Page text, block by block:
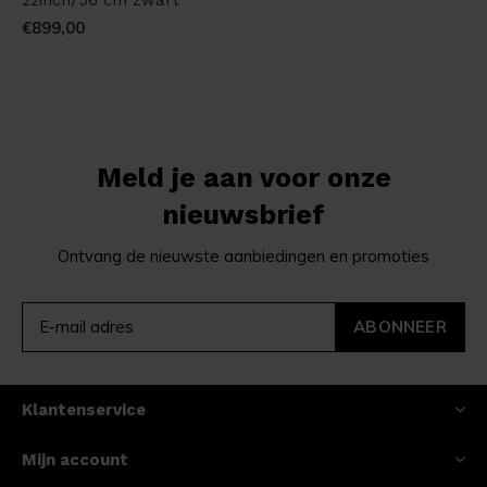
€899,00
Meld je aan voor onze
nieuwsbrief
Ontvang de nieuwste aanbiedingen en promoties
ABONNEER
Klantenservice
Mijn account